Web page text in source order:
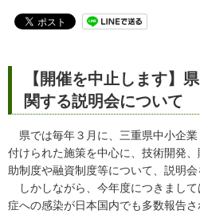
【開催を中止します】
関する説明会について
県では毎年３月に、三重県中小企
付けられた施策を中心に、技術開発
助制度や融資制度等について、説明会
しかしながら、今年度につきまし
症への感染が日本国内でも多数報告